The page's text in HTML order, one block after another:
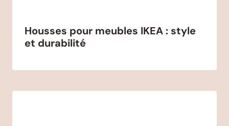
Housses pour meubles IKEA : style
et durabilité